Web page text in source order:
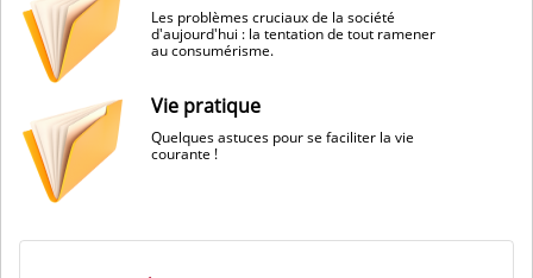
Les problèmes cruciaux de la société
d'aujourd'hui : la tentation de tout ramener
au consumérisme.
Vie pratique
Quelques astuces pour se faciliter la vie
courante !